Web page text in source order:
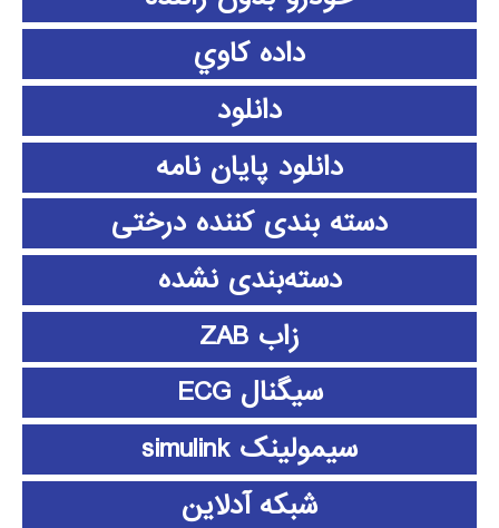
داده كاوي
دانلود
دانلود پايان نامه
دسته بندی کننده درختی
دسته‌بندی نشده
زاب ZAB
سیگنال ECG
سیمولینک simulink
شبکه آدلاین